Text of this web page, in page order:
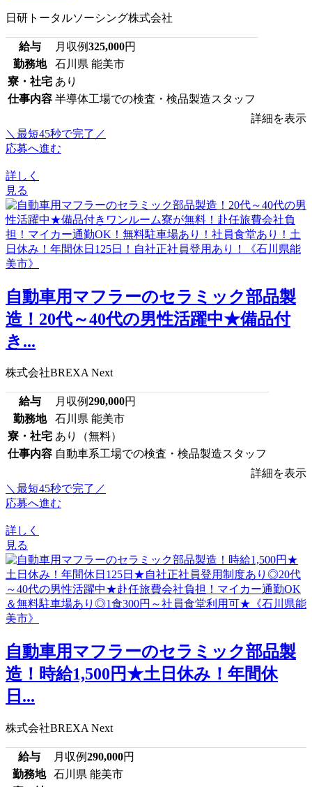
日研トータルソーシング株式会社
給与 月収例325,000円
勤務地
石川県 能美市
寮・社宅 あり
仕事内容 半導体工場での検査・検品製造スタッフ
詳細を表示
＼最短45秒で完了／
応募へ進む
詳しく
見る
自動車用マフラーのセラミック部品製
造！20代～40代の男性活躍中★備品付
き...
株式会社BREXA Next
給与 月収例290,000円
勤務地
石川県 能美市
寮・社宅 あり（無料）
仕事内容 自動車系工場での検査・検品製造スタッフ
詳細を表示
＼最短45秒で完了／
応募へ進む
詳しく
見る
自動車用マフラーのセラミック部品製
造！時給1,500円★土日休み！年間休
日...
株式会社BREXA Next
給与 月収例290,000円
勤務地
石川県 能美市